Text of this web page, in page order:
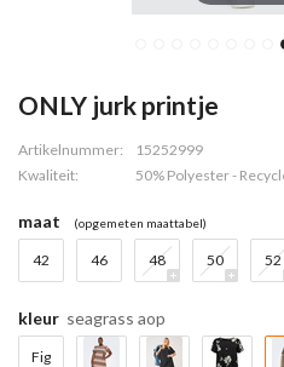
ONLY jurk printje
Artikelnummer:
15252999
Kwaliteit:
50% Polyester -
maat (opgemeten maattabel)
42 46 48 50 52
kleur seagrass aop
Fig